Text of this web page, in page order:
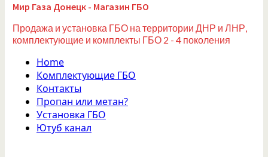
Мир Газа Донецк - Магазин ГБО
Продажа и установка ГБО на территории ДНР и ЛНР,
комплектующие и комплекты ГБО 2 - 4 поколения
Home
Комплектующие ГБО
Контакты
Пропан или метан?
Установка ГБО
Ютуб канал